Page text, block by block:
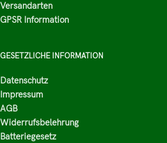
Versandarten
GPSR Information
GESETZLICHE INFORMATION
Datenschutz
Impressum
AGB
Widerrufsbelehrung
Batteriegesetz